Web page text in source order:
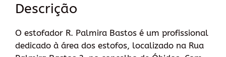
Descrição
O estofador R. Palmira Bastos é um profissional
dedicado à área dos estofos, localizado na Rua